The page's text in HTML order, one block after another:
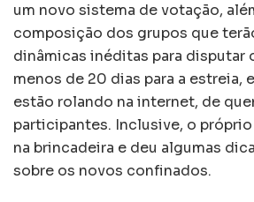
um novo sistema de votação,
composição dos grupos que
dinâmicas inéditas para disputar
menos de 20 dias para a estreia,
estão rolando na internet, de
participantes. Inclusive, o
na brincadeira e deu algumas
sobre os novos confinados.